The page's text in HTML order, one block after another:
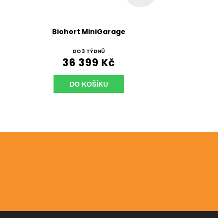
Biohort MiniGarage
DO 3 TÝDNŮ
36 399 Kč
DO KOŠÍKU